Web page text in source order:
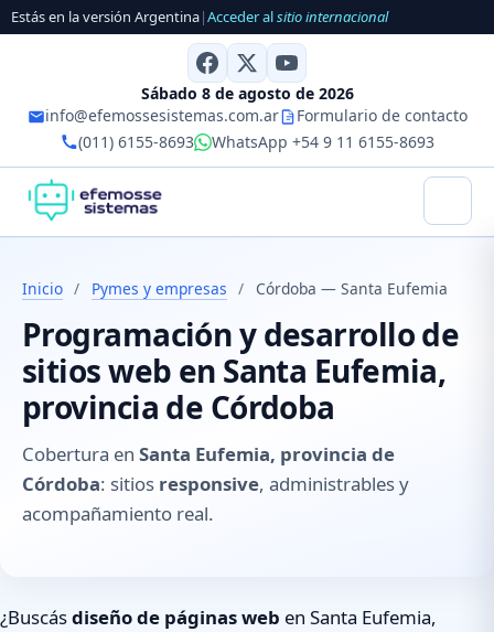
Estás en la versión Argentina|Acceder alsitio internacional
Sábado 8 de agosto de 2026
info@efemossesistemas.com.ar
Formulario de contacto
(011) 6155-8693
WhatsApp +54 9 11 6155-8693
Inicio / Pymes y empresas / Córdoba — Santa Eufemia
Programación y desarrollo de
sitios web en Santa Eufemia,
provincia de Córdoba
Cobertura en Santa Eufemia, provincia de
Córdoba: sitios responsive, administrables y
acompañamiento real.
¿Buscásdiseño de páginas web en Santa Eufemia,